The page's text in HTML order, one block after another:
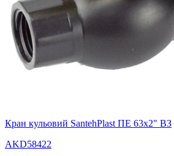
Кран кульовий SantehPlast ПЕ 63х2" ВЗ
AKD58422